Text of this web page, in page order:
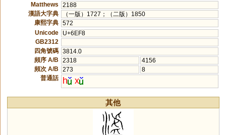
Matthews
2188
漢語大字典
（一版）1727；（二版）1850
康熙字典 572
Unicode
U+6EF8
GB2312
四角號碼 3814.0
頻序 A/B
2318
4156
頻次 A/B
273
8
普通話
h x
其他